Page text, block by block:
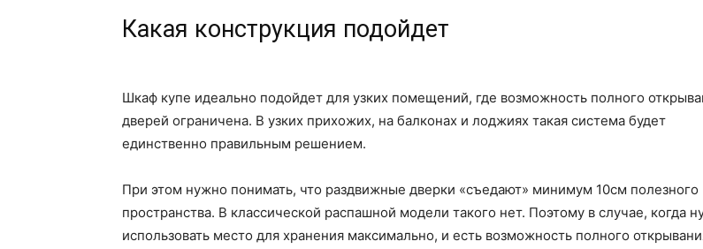
Какая конструкция подойдет
Шкаф купе идеально подойдет для узких помещений, где возможность полного
дверей ограничена. В узких прихожих, на балконах и лоджиях такая система будет
единственно правильным решением.
При этом нужно понимать, что раздвижные дверки «съедают» минимум 10см полезного
пространства. В классической распашной модели такого нет. Поэтому в случае, когда
использовать место для хранения максимально, и есть возможность полного